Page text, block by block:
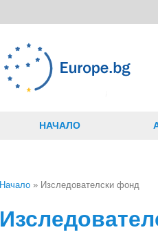
НАЧАЛО
Начало » Изследователски фонд